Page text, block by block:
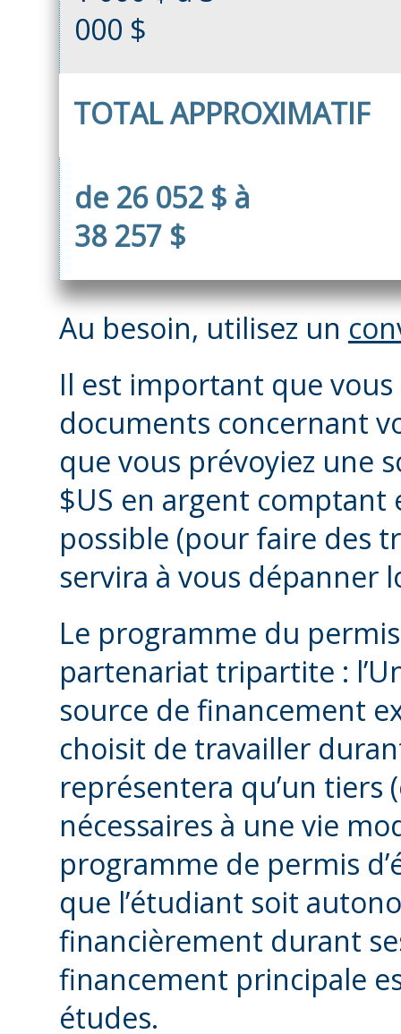
000 $
TOTAL APPROXIMATIF
de 26 052 $ à
38 257 $
Au besoin, utilisez un
Il est important que
documents concernant
que vous prévoyiez une
$US en argent comptant
possible (pour faire des
servira à vous dépanner
Le programme du
partenariat tripartite :
source de financement
choisit de travailler
représentera qu’un tiers
nécessaires à une vie
programme de permis
que l’étudiant soit
financièrement durant
financement principale
études.